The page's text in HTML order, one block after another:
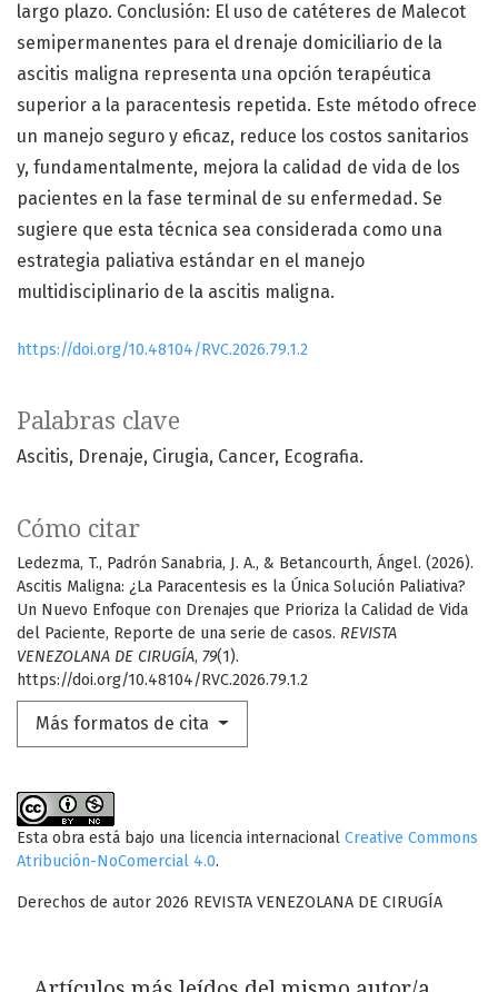
Palabras clave
Ascitis, Drenaje, Cirugia, Cancer, Ecografia.
Cómo citar
Ledezma, T., Padrón Sanabria, J. A., & Betancourth, Ángel. (2026).
Ascitis Maligna: ¿La Paracentesis es la Única Solución Paliativa?
Un Nuevo Enfoque con Drenajes que Prioriza la Calidad de Vida
del Paciente, Reporte de una serie de casos. REVISTA
VENEZOLANA DE CIRUGÍA, 79(1).
https://doi.org/10.48104/RVC.2026.79.1.2
Más formatos de cita
largo plazo. Conclusión: El uso de catéteres de Malecot
semipermanentes para el drenaje domiciliario de la
ascitis maligna representa una opción terapéutica
superior a la paracentesis repetida. Este método ofrece
un manejo seguro y eficaz, reduce los costos sanitarios
y, fundamentalmente, mejora la calidad de vida de los
pacientes en la fase terminal de su enfermedad. Se
sugiere que esta técnica sea considerada como una
estrategia paliativa estándar en el manejo
multidisciplinario de la ascitis maligna.
https://doi.org/10.48104/RVC.2026.79.1.2
Esta obra está bajo una licencia internacional Creative Commons
Atribución-NoComercial 4.0.
Derechos de autor 2026 REVISTA VENEZOLANA DE CIRUGÍA